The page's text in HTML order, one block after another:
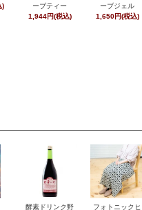
)
ーブティー
1,944円(税込)
ーブジェル
1,650円(税込)
酵素ドリンク野 フォトニックヒ